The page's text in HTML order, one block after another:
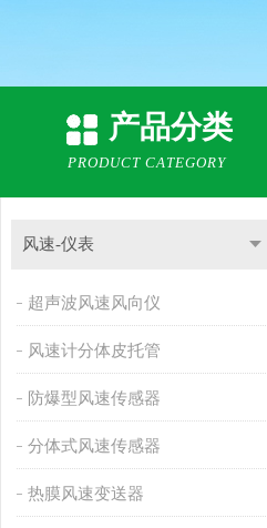
产品分类
PRODUCT CATEGORY
风速-仪表
超声波风速风向仪
风速计分体皮托管
防爆型风速传感器
分体式风速传感器
热膜风速变送器